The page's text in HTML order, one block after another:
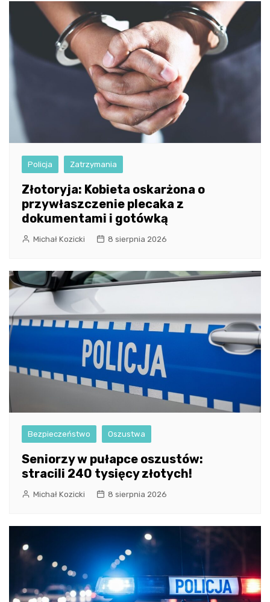
Policja Zatrzymania
Złotoryja: Kobieta oskarżona o
przywłaszczenie plecaka z
dokumentami i gotówką
Michał Kozicki 8 sierpnia 2026
Bezpieczeństwo Oszustwa
Seniorzy w pułapce oszustów:
stracili 240 tysięcy złotych!
Michał Kozicki 8 sierpnia 2026